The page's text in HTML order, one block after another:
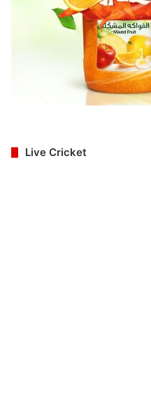
Live Cricket